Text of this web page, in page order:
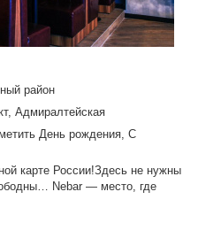
район
Адмиралтейская
День рождения, С
карте России!Здесь не нужны
Nebar — место, где